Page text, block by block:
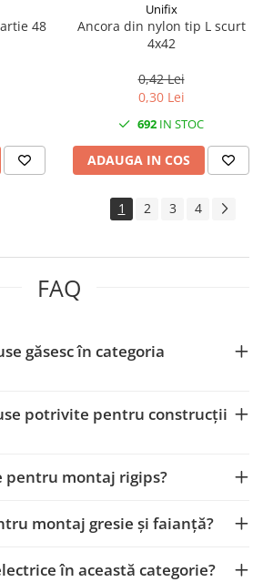
48
Unifix
Ancora din nylon tip L scurt
4x42
0,42 Lei
0,30 Lei
692 IN STOC
ADAUGA IN COS
1 2 3 4
FAQ
găsesc în categoria
potrivite pentru construcții
pentru montaj rigips?
montaj gresie și faianță?
în această categorie?